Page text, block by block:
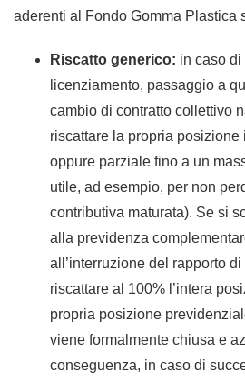
aderenti al Fondo Gomma Plastica
Riscatto generico: in caso
licenziamento, passaggio a
cambio di contratto collettivo
riscattare la propria posizione
oppure parziale fino a un
utile, ad esempio, per non
contributiva maturata). Se si
alla previdenza
all’interruzione del rapporto
riscattare al 100% l’intera
propria posizione
viene formalmente chiusa e
conseguenza, in caso di